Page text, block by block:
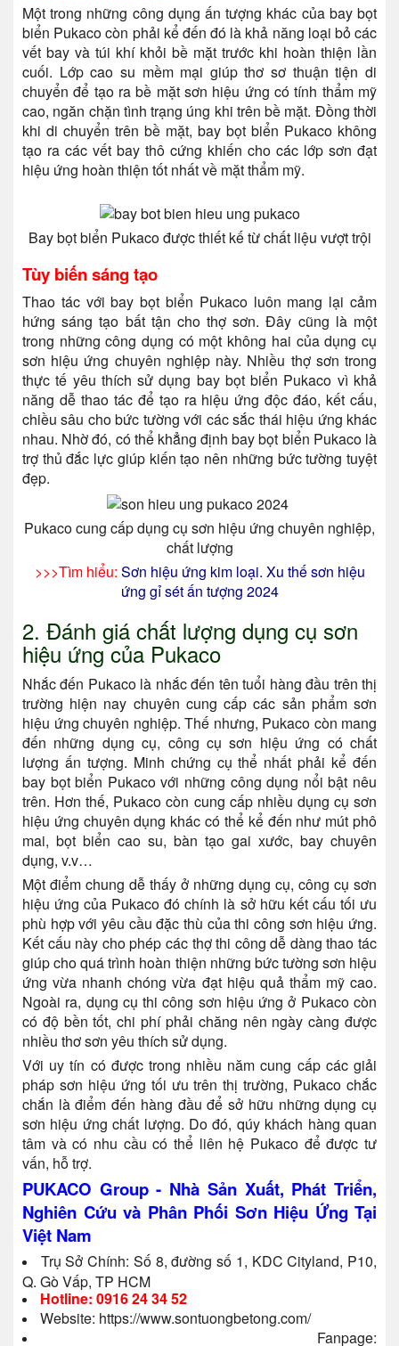
Một trong những công dụng ấn tượng khác của bay bọt
biển Pukaco còn phải kể đến đó là khả năng loại bỏ các
vết bay và túi khí khỏi bề mặt trước khi hoàn thiện lần
cuối. Lớp cao su mềm mại giúp thơ sơ thuận tiện di
chuyển để tạo ra bề mặt sơn hiệu ứng có tính thẩm mỹ
cao, ngăn chặn tình trạng úng khi trên bề mặt. Đồng thời
khi di chuyển trên bề mặt, bay bọt biển Pukaco không
tạo ra các vết bay thô cứng khiến cho các lớp sơn đạt
hiệu ứng hoàn thiện tốt nhất về mặt thẩm mỹ.
Bay bọt biển Pukaco được thiết kế từ chất liệu vượt trội
Tùy biến sáng tạo
Thao tác với bay bọt biển Pukaco luôn mang lại cảm
hứng sáng tạo bất tận cho thợ sơn. Đây cũng là một
trong những công dụng có một không hai của dụng cụ
sơn hiệu ứng chuyên nghiệp này. Nhiều thợ sơn trong
thực tế yêu thích sử dụng bay bọt biển Pukaco vì khả
năng dễ thao tác để tạo ra hiệu ứng độc đáo, kết cấu,
chiều sâu cho bức tường với các sắc thái hiệu ứng khác
nhau. Nhờ đó, có thể khẳng định bay bọt biển Pukaco là
trợ thủ đắc lực giúp kiến tạo nên những bức tường tuyệt
đẹp.
Pukaco cung cấp dụng cụ sơn hiệu ứng chuyên nghiệp,
chất lượng
>>>Tìm hiểu: Sơn hiệu ứng kim loại. Xu thế sơn hiệu
ứng gỉ sét ấn tượng 2024
2. Đánh giá chất lượng dụng cụ sơn
hiệu ứng của Pukaco
Nhắc đến Pukaco là nhắc đến tên tuổi hàng đầu trên thị
trường hiện nay chuyên cung cấp các sản phẩm sơn
hiệu ứng chuyên nghiệp. Thế nhưng, Pukaco còn mang
đến những dụng cụ, công cụ sơn hiệu ứng có chất
lượng ấn tượng. Minh chứng cụ thể nhất phải kể đến
bay bọt biển Pukaco với những công dụng nổi bật nêu
trên. Hơn thế, Pukaco còn cung cấp nhiều dụng cụ sơn
hiệu ứng chuyên dụng khác có thể kể đến như mút phô
mai, bọt biển cao su, bàn tạo gai xước, bay chuyên
dụng, v.v…
Một điểm chung dễ thấy ở những dụng cụ, công cụ sơn
hiệu ứng của Pukaco đó chính là sở hữu kết cấu tối ưu
phù hợp với yêu cầu đặc thù của thi công sơn hiệu ứng.
Kết cấu này cho phép các thợ thi công dễ dàng thao tác
giúp cho quá trình hoàn thiện những bức tường sơn hiệu
ứng vừa nhanh chóng vừa đạt hiệu quả thẩm mỹ cao.
Ngoài ra, dụng cụ thi công sơn hiệu ứng ở Pukaco còn
có độ bền tốt, chi phí phải chăng nên ngày càng được
nhiều thơ sơn yêu thích sử dụng.
Với uy tín có được trong nhiều năm cung cấp các giải
pháp sơn hiệu ứng tối ưu trên thị trường, Pukaco chắc
chắn là điểm đến hàng đầu để sở hữu những dụng cụ
sơn hiệu ứng chất lượng. Do đó, qúy khách hàng quan
tâm và có nhu cầu có thể liên hệ Pukaco để được tư
vấn, hỗ trợ.
PUKACO Group - Nhà Sản Xuất, Phát Triển,
Nghiên Cứu và Phân Phối Sơn Hiệu Ứng Tại
Việt Nam
Trụ Sở Chính: Số 8, đường số 1, KDC Cityland, P10,
Q. Gò Vấp, TP HCM
Hotline: 0916 24 34 52
Website: https://www.sontuongbetong.com/
Fanpage: